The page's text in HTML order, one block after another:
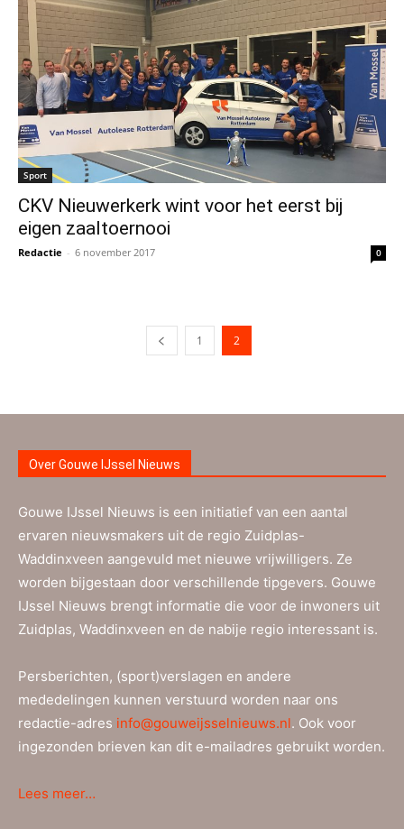
Sport
CKV Nieuwerkerk wint voor het eerst bij
eigen zaaltoernooi
Redactie - 6 november 2017 0
1 2
Over Gouwe IJssel Nieuws
Gouwe IJssel Nieuws is een initiatief van een aantal
ervaren nieuwsmakers uit de regio Zuidplas-
Waddinxveen aangevuld met nieuwe vrijwilligers. Ze
worden bijgestaan door verschillende tipgevers. Gouwe
IJssel Nieuws brengt informatie die voor de inwoners uit
Zuidplas, Waddinxveen en de nabije regio interessant is.
Persberichten, (sport)verslagen en andere
mededelingen kunnen verstuurd worden naar ons
redactie-adres info@gouweijsselnieuws.nl. Ook voor
ingezonden brieven kan dit e-mailadres gebruikt worden.
Lees meer…